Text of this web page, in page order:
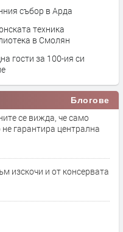
събор в Арда
техника
в Смолян
гости за 100-ия си
Блогове
се вижда, че само
гарантира централна
изскочи и от консервата